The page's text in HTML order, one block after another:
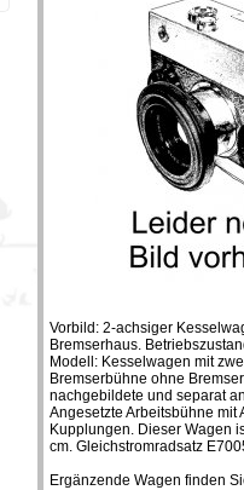
Vorbild: 2-achsiger
Bremserhaus.
Modell: Kesselwagen mit
Bremserbühne ohne
nachgebildete und separat
Angesetzte Arbeitsbühne mit
Kupplungen. Dieser Wagen
cm. Gleichstromradsatz
Ergänzende Wagen finden